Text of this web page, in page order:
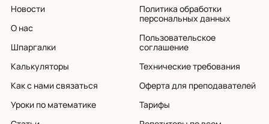
Новости
О нас
Шпаргалки
Калькуляторы
Как с нами связаться
Уроки по математике
Политика обработки
персональных данных
Пользовательское
соглашение
Технические требования
Оферта для преподавателей
Тарифы